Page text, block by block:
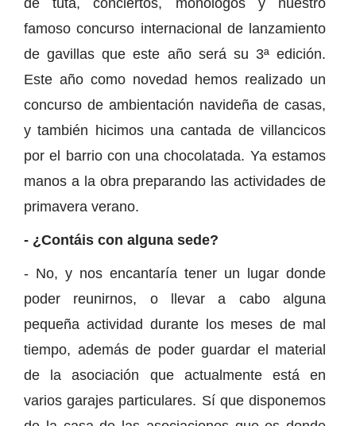
famoso concurso internacional de lanzamiento
de gavillas que este año será su 3ª edición.
Este año como novedad hemos realizado un
concurso de ambientación navideña de casas,
y también hicimos una cantada de villancicos
por el barrio con una chocolatada. Ya estamos
manos a la obra preparando las actividades de
primavera verano.
- ¿Contáis con alguna sede?
- No, y nos encantaría tener un lugar donde
poder reunirnos, o llevar a cabo alguna
pequeña actividad durante los meses de mal
tiempo, además de poder guardar el material
de la asociación que actualmente está en
varios garajes particulares. Sí que disponemos